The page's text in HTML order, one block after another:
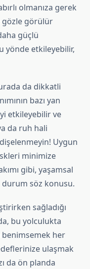
olmanıza gerek
gözle görülür
güçlü
yönde etkileyebilir,
da dikkatli
bazı yan
etkileyebilir ve
da ruh hali
Uygun
minimize
gibi, yaşamsal
durum söz konusu.
sağladığı
bu yolculukta
benimsemek her
ulaşmak
da ön planda